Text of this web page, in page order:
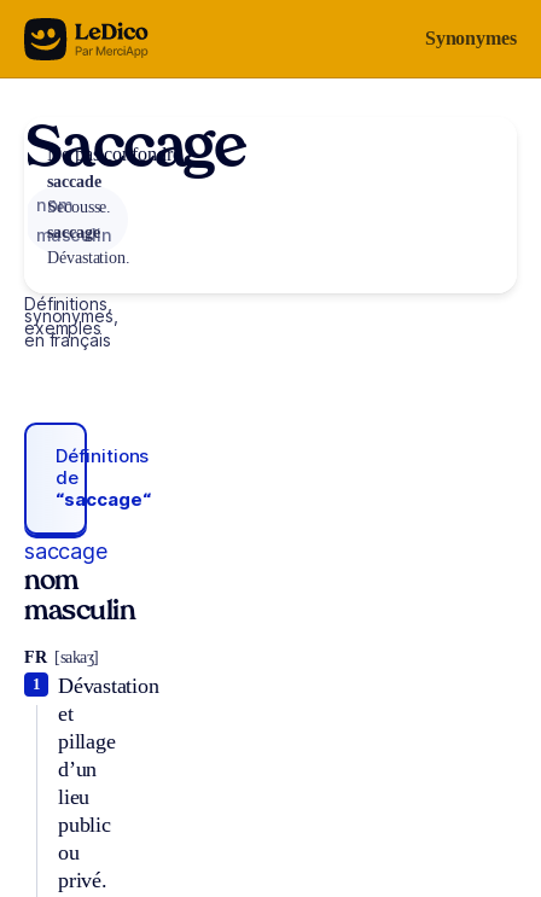
Aller au contenu Synonymes
Saccage
nom
masculin
Définitions,
synonymes,
exemples
en français
Définitions
de
“saccage“
saccage
nom
masculin
FR [sakaʒ]
Dévastation
et
pillage
d’un
lieu
public
ou
privé.
1
Ne pas confondre
saccade
Secousse.
saccage
Dévastation.